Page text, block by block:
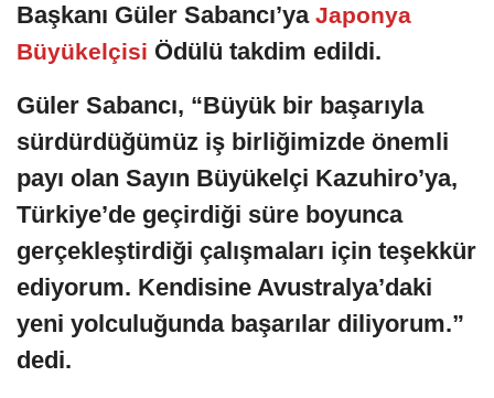
Başkanı Güler Sabancı’yaJaponya
Büyükelçisi Ödülü takdim edildi.
Güler Sabancı, “Büyük bir başarıyla
sürdürdüğümüz iş birliğimizde önemli
payı olan Sayın Büyükelçi Kazuhiro’ya,
Türkiye’de geçirdiği süre boyunca
gerçekleştirdiği çalışmaları için teşekkür
ediyorum. Kendisine Avustralya’daki
yeni yolculuğunda başarılar diliyorum.”
dedi.